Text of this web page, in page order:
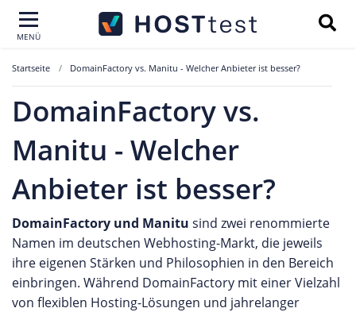
MENÜ
Startseite DomainFactory vs. Manitu - Welcher Anbieter ist besser?
DomainFactory vs.
Manitu - Welcher
Anbieter ist besser?
DomainFactory und Manitu sind zwei renommierte
Namen im deutschen Webhosting-Markt, die jeweils
ihre eigenen Stärken und Philosophien in den Bereich
einbringen. Während DomainFactory mit einer Vielzahl
von flexiblen Hosting-Lösungen und jahrelanger